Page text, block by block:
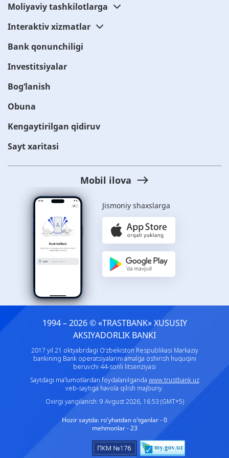
Moliyaviy tashkilotlarga
Interaktiv xizmatlar
Bank qonunchiligi
Investitsiyalar
Bog‘lanish
Obuna
Kengaytirilgan qidiruv
Sayt xaritasi
Mobil ilova
Jismoniy shaxslarga
1994 – 2026 © «TRASTBANK» ХUSUSIY
AKSIYADORLIK BANKI
2017 yil 21 oktyabrdagi O‘zbekiston Respublikasi Markaziy
bankining Bank operatsiyalarini amalga oshirish huquqini
beruvchi 44-sonli litsenziyasi
Saytdagi ma’lumotlardan foydalanilganda www.trustbank.uz
veb-saytiga havola qilish majburiy.
Oxirgi yangilanish: 9 Avgust 2026, 16:53 (GMT+5)
Hozir saytda: ro'yhatdan o'tganlar - 0
mehmonlar - 23